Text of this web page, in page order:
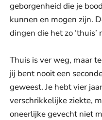
geborgenheid die je
kunnen en mogen zijn.
dingen die het zo ‘thuis’
Thuis is ver weg, maar
jij bent nooit een
geweest. Je hebt vier
verschrikkelijke ziekte,
oneerlijke gevecht niet